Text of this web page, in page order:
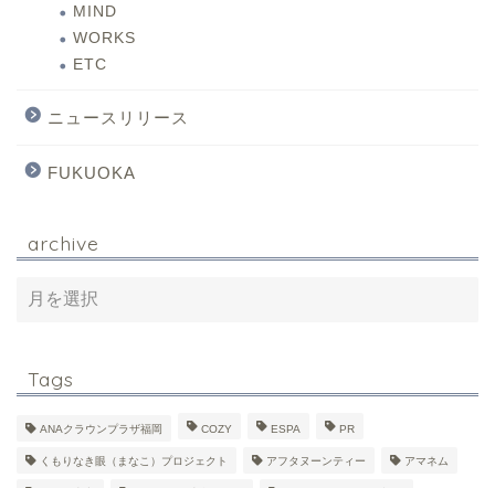
MIND
WORKS
ETC
ニュースリリース
FUKUOKA
archive
Tags
ANAクラウンプラザ福岡 COZY ESPA PR
くもりなき眼（まなこ）プロジェクト アフタヌーンティー アマネム